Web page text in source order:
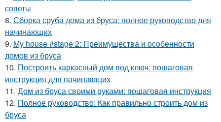
советы
8. Сборка сруба дома из бруса: полное руководство для
начинающих
9. My house #stage 2: Преимущества и особенности
домов из бруса
10. Построить каркасный дом под ключ: пошаговая
инструкция для начинающих
11. Дом из бруса своими руками: пошаговая инструкция
12. Полное руководство: Как правильно строить дом из
бруса